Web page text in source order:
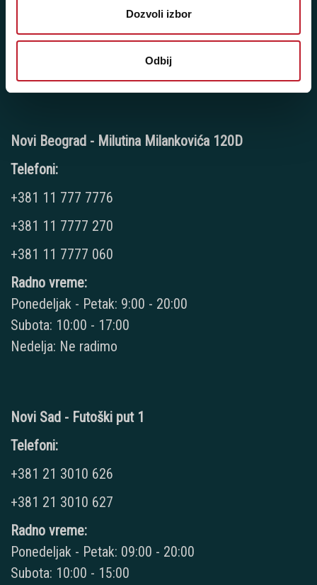
Dozvoli izbor
Odbij
Novi Beograd - Milutina Milankovića 120D
Telefoni:
+381 11 777 7776
+381 11 7777 270
+381 11 7777 060
Radno vreme:
Ponedeljak - Petak: 9:00 - 20:00
Subota: 10:00 - 17:00
Nedelja: Ne radimo
Novi Sad - Futoški put 1
Telefoni:
+381 21 3010 626
+381 21 3010 627
Radno vreme:
Ponedeljak - Petak: 09:00 - 20:00
Subota: 10:00 - 15:00